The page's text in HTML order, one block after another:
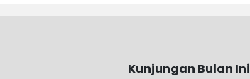
Kunjungan Bulan Ini